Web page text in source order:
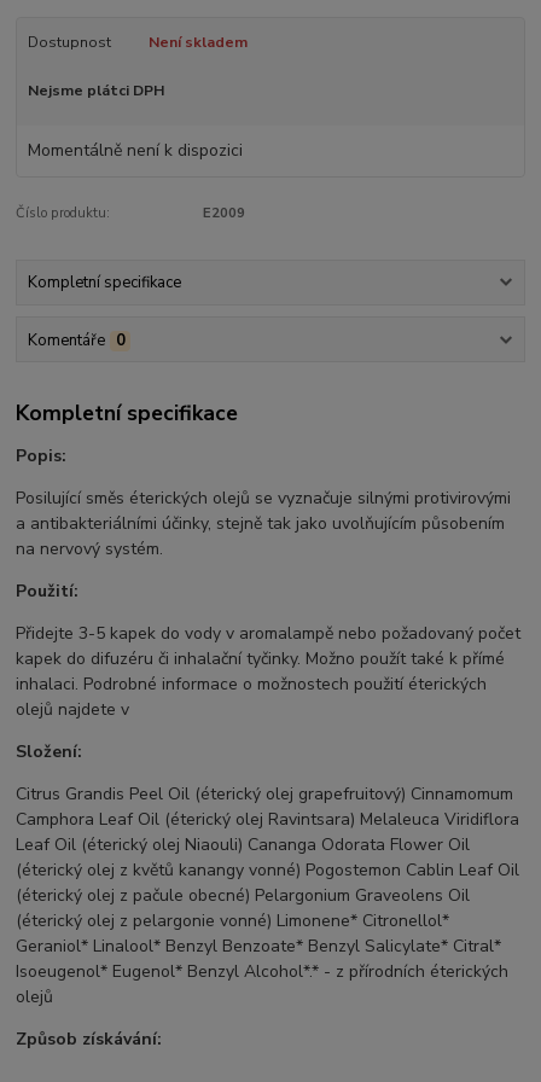
Dostupnost Není skladem
Nejsme plátci DPH
Momentálně není k dispozici
Číslo produktu: E2009
Kompletní specifikace
Komentáře 0
Kompletní specifikace
Popis:
Posilující směs éterických olejů se vyznačuje silnými protivirovými
a antibakteriálními účinky, stejně tak jako uvolňujícím působením
na nervový systém.
Použití:
Přidejte 3-5 kapek do vody v aromalampě nebo požadovaný počet
kapek do difuzéru či inhalační tyčinky. Možno použít také k přímé
inhalaci. Podrobné informace o možnostech použití éterických
olejů najdete v
Složení:
Citrus Grandis Peel Oil (éterický olej grapefruitový) Cinnamomum
Camphora Leaf Oil (éterický olej Ravintsara) Melaleuca Viridiflora
Leaf Oil (éterický olej Niaouli) Cananga Odorata Flower Oil
(éterický olej z květů kanangy vonné) Pogostemon Cablin Leaf Oil
(éterický olej z pačule obecné) Pelargonium Graveolens Oil
(éterický olej z pelargonie vonné) Limonene* Citronellol*
Geraniol* Linalool* Benzyl Benzoate* Benzyl Salicylate* Citral*
Isoeugenol* Eugenol* Benzyl Alcohol*.* - z přírodních éterických
olejů
Způsob získávání: